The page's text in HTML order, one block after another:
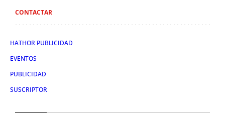
CONTACTAR
HATHOR PUBLICIDAD
EVENTOS
PUBLICIDAD
SUSCRIPTOR